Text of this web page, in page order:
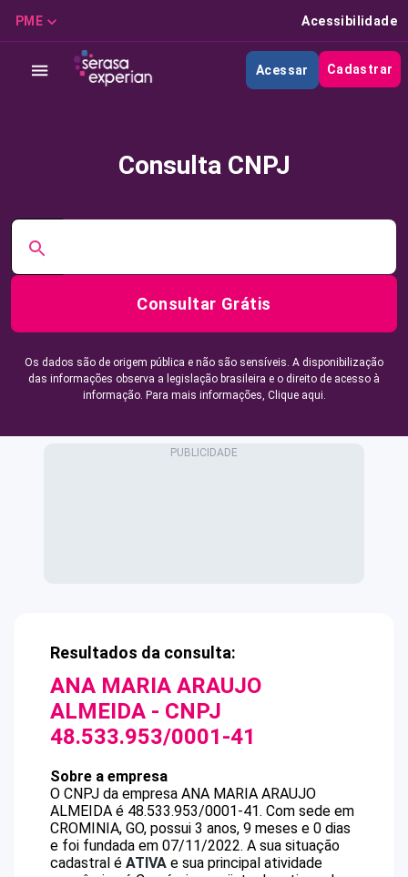
PME Acessibilidade
Acessar Cadastrar
Consulta CNPJ
Consultar Grátis
Os dados são de origem pública e não são sensíveis. A disponibilização
das informações observa a legislação brasileira e o direito de acesso à
informação. Para mais informações, Clique aqui.
Resultados da consulta:
ANA MARIA ARAUJO
ALMEIDA - CNPJ
48.533.953/0001-41
Sobre a empresa
O CNPJ da empresa ANA MARIA ARAUJO
ALMEIDA é 48.533.953/0001-41. Com sede em
CROMINIA, GO, possui 3 anos, 9 meses e 0 dias
e foi fundada em 07/11/2022. A sua situação
cadastral é ATIVA e sua principal atividade